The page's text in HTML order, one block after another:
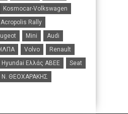
Kosmocar-Volkswagen
Acropolis Rally
Mini
Audi
Volvo
Renault
Hyundai Ελλάς ΑΒΕΕ
Seat
N. ΘΕΟΧΑΡΑΚΗΣ